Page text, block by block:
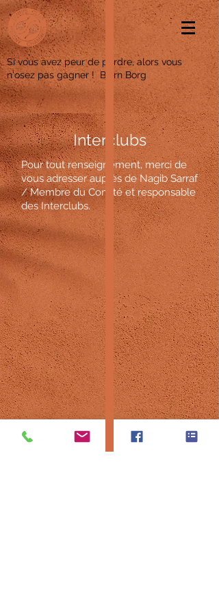
Si vous avez peur de perdre, alors vous
n'osez pas gagner ! Bjorn Borg
Interclubs
Pour tout renseignement, merci de
vous adresser auprès de Nagib Sarraf
/ Membre du Comité et responsable
des Interclubs.